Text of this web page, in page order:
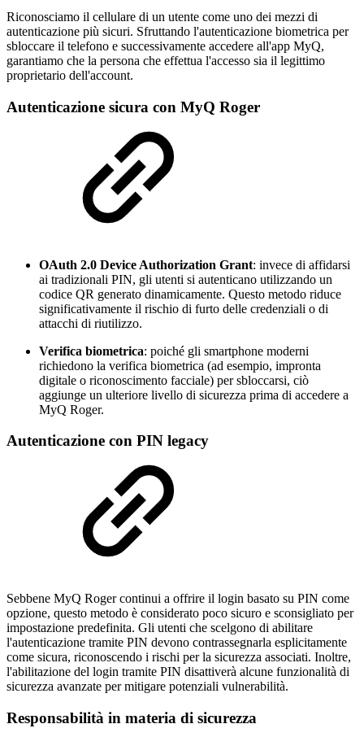
Riconosciamo il cellulare di un utente come uno dei mezzi di
autenticazione più sicuri. Sfruttando l'autenticazione biometrica per
sbloccare il telefono e successivamente accedere all'app MyQ,
garantiamo che la persona che effettua l'accesso sia il legittimo
proprietario dell'account.
Autenticazione sicura con MyQ Roger
OAuth 2.0 Device Authorization Grant: invece di affidarsi
ai tradizionali PIN, gli utenti si autenticano utilizzando un
codice QR generato dinamicamente. Questo metodo riduce
significativamente il rischio di furto delle credenziali o di
attacchi di riutilizzo.
Verifica biometrica: poiché gli smartphone moderni
richiedono la verifica biometrica (ad esempio, impronta
digitale o riconoscimento facciale) per sbloccarsi, ciò
aggiunge un ulteriore livello di sicurezza prima di accedere a
MyQ Roger.
Autenticazione con PIN legacy
Sebbene MyQ Roger continui a offrire il login basato su PIN come
opzione, questo metodo è considerato poco sicuro e sconsigliato per
impostazione predefinita. Gli utenti che scelgono di abilitare
l'autenticazione tramite PIN devono contrassegnarla esplicitamente
come sicura, riconoscendo i rischi per la sicurezza associati. Inoltre,
l'abilitazione del login tramite PIN disattiverà alcune funzionalità di
sicurezza avanzate per mitigare potenziali vulnerabilità.
Responsabilità in materia di sicurezza